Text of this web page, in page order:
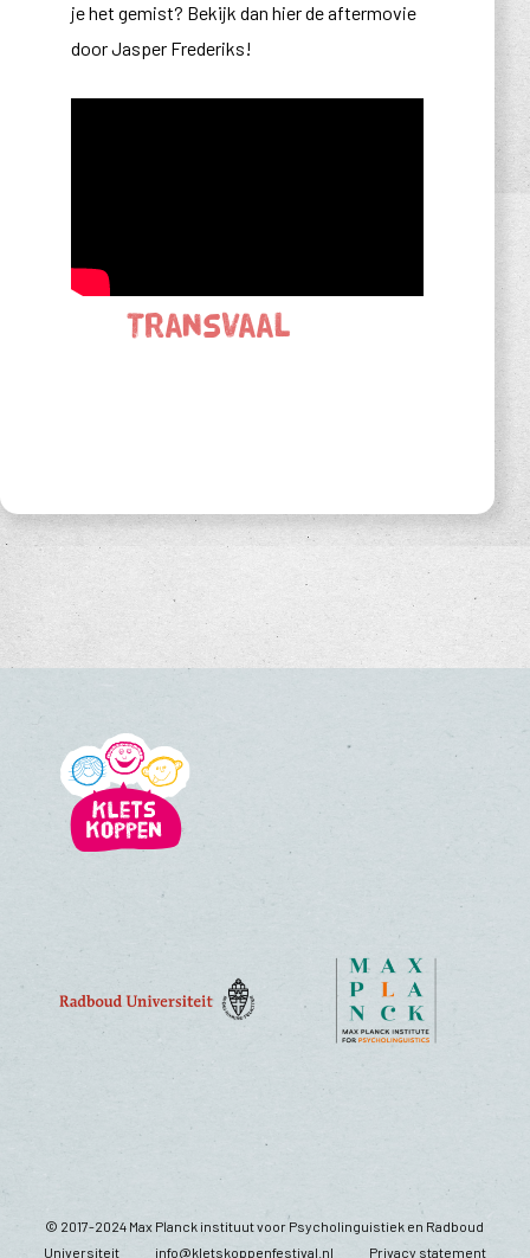
je het gemist? Bekijk dan hier de aftermovie
door Jasper Frederiks!
Transvaal
© 2017-2024 Max Planck instituut voor Psycholinguistiek en Radboud
Universiteit
info@kletskoppenfestival.nl Privacy statement